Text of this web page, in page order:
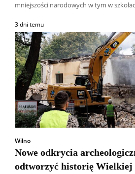
mniejszości narodowych w tym w
3 dni temu
Wilno
Nowe odkrycia
odtworzyć historię Wielkiej